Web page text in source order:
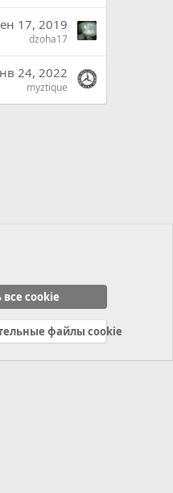
17, 2019
dzoha17
24, 2022
myztique
Главная
R
cookie
файлы cookie